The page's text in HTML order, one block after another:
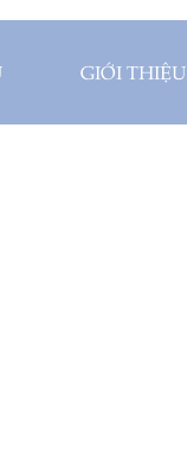
GIỚI THIỆU